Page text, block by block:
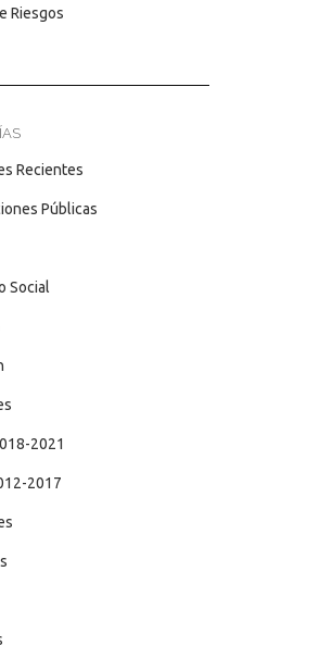
Riesgos
Recientes
Públicas
Social
2021
2017